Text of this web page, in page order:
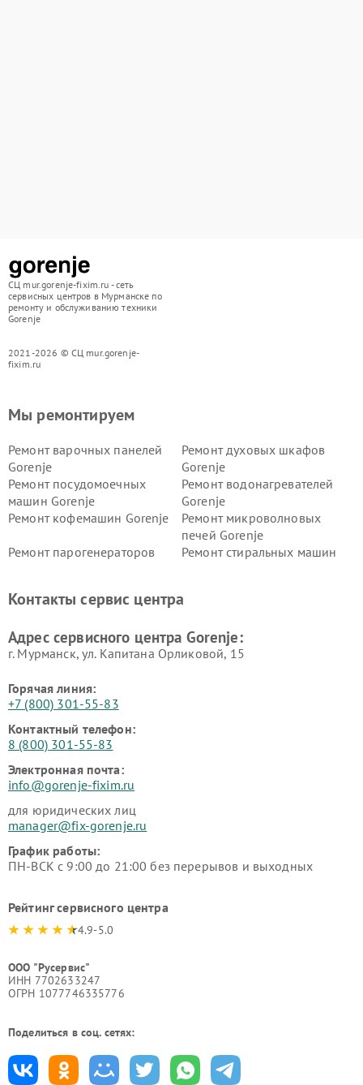
СЦ mur.gorenje-fixim.ru - сеть
сервисных центров в Мурманске по
ремонту и обслуживанию техники
Gorenje
2021-2026 © СЦ mur.gorenje-
fixim.ru
Мы ремонтируем
Ремонт варочных панелей
Gorenje
Ремонт духовых шкафов
Gorenje
Ремонт посудомоечных
машин Gorenje
Ремонт водонагревателей
Gorenje
Ремонт кофемашин Gorenje
Ремонт микроволновых
печей Gorenje
Ремонт парогенераторов
Ремонт стиральных машин
Контакты сервис центра
Адрес сервисного центра Gorenje:
г. Мурманск, ул. Капитана Орликовой, 15
Горячая линия:
+7 (800) 301-55-83
Контактный телефон:
8 (800) 301-55-83
Электронная почта:
info@gorenje-fixim.ru
для юридических лиц
manager@fix-gorenje.ru
График работы:
ПН-ВСК с 9:00 до 21:00 без перерывов и выходных
Рейтинг сервисного центра
4.9-5.0
ООО "Русервис"
ИНН 7702633247
ОГРН 1077746335776
Поделиться в соц. сетях: